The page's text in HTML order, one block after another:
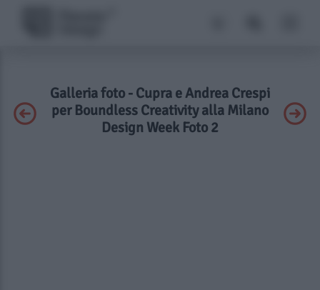
Galleria foto - Cupra e Andrea Crespi
per Boundless Creativity alla Milano
Design Week Foto 2